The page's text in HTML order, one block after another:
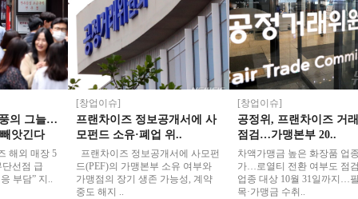
그늘…
긴다
외 매장 5
점 급
담” 지..
[창업이슈]
프랜차이즈 정보공개서에 사
모펀드 소유·폐업 위..
프랜차이즈 정보공개서에 사모펀
드(PEF)의 가맹본부 소유 여부와
가맹점의 장기 생존 가능성, 계약
중도 해지 ..
[창업이슈]
공정위, 프랜차이즈 거래
점검…가맹본부 20..
차액가맹금 높은 화장품 업종 추
가…로열티 전환 여부도 점검
업종 대상 10월 31일까지…필수
목·가맹금 수취..